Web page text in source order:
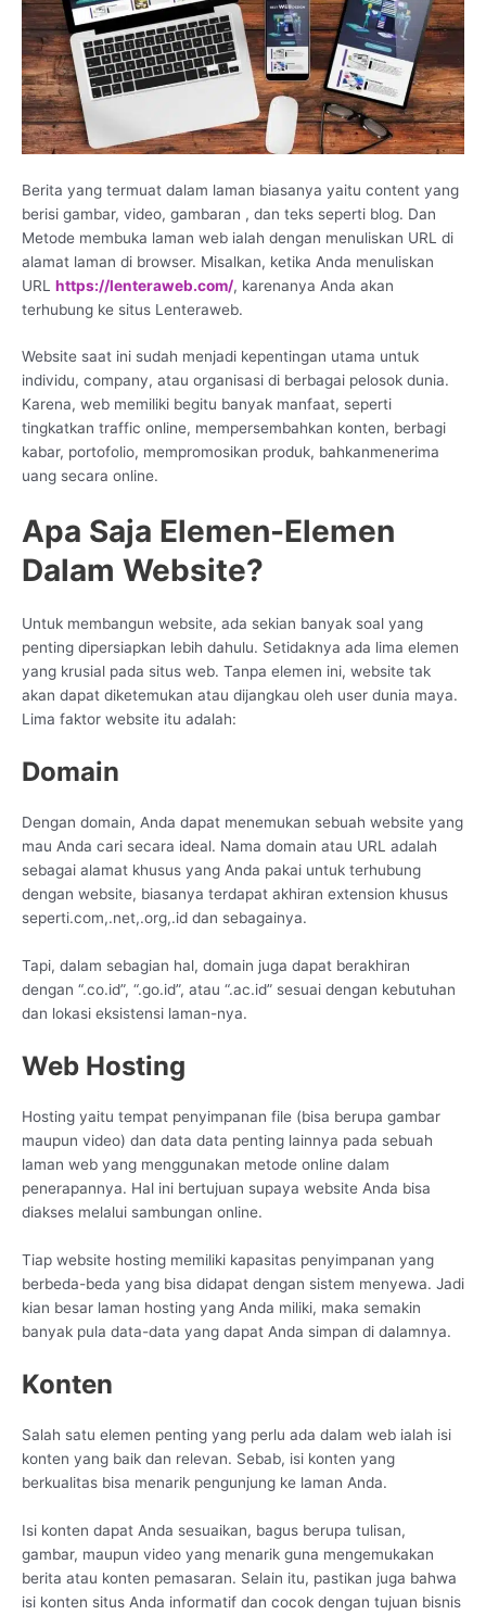
Berita yang termuat dalam laman biasanya yaitu content yang
berisi gambar, video, gambaran , dan teks seperti blog. Dan
Metode membuka laman web ialah dengan menuliskan URL di
alamat laman di browser. Misalkan, ketika Anda menuliskan
URL https://lenteraweb.com/, karenanya Anda akan
terhubung ke situs Lenteraweb.
Website saat ini sudah menjadi kepentingan utama untuk
individu, company, atau organisasi di berbagai pelosok dunia.
Karena, web memiliki begitu banyak manfaat, seperti
tingkatkan traffic online, mempersembahkan konten, berbagi
kabar, portofolio, mempromosikan produk, bahkanmenerima
uang secara online.
Apa Saja Elemen-Elemen
Dalam Website?
Untuk membangun website, ada sekian banyak soal yang
penting dipersiapkan lebih dahulu. Setidaknya ada lima elemen
yang krusial pada situs web. Tanpa elemen ini, website tak
akan dapat diketemukan atau dijangkau oleh user dunia maya.
Lima faktor website itu adalah:
Domain
Dengan domain, Anda dapat menemukan sebuah website yang
mau Anda cari secara ideal. Nama domain atau URL adalah
sebagai alamat khusus yang Anda pakai untuk terhubung
dengan website, biasanya terdapat akhiran extension khusus
seperti.com,.net,.org,.id dan sebagainya.
Tapi, dalam sebagian hal, domain juga dapat berakhiran
dengan “.co.id”, “.go.id”, atau “.ac.id” sesuai dengan kebutuhan
dan lokasi eksistensi laman-nya.
Web Hosting
Hosting yaitu tempat penyimpanan file (bisa berupa gambar
maupun video) dan data data penting lainnya pada sebuah
laman web yang menggunakan metode online dalam
penerapannya. Hal ini bertujuan supaya website Anda bisa
diakses melalui sambungan online.
Tiap website hosting memiliki kapasitas penyimpanan yang
berbeda-beda yang bisa didapat dengan sistem menyewa. Jadi
kian besar laman hosting yang Anda miliki, maka semakin
banyak pula data-data yang dapat Anda simpan di dalamnya.
Konten
Salah satu elemen penting yang perlu ada dalam web ialah isi
konten yang baik dan relevan. Sebab, isi konten yang
berkualitas bisa menarik pengunjung ke laman Anda.
Isi konten dapat Anda sesuaikan, bagus berupa tulisan,
gambar, maupun video yang menarik guna mengemukakan
berita atau konten pemasaran. Selain itu, pastikan juga bahwa
isi konten situs Anda informatif dan cocok dengan tujuan bisnis